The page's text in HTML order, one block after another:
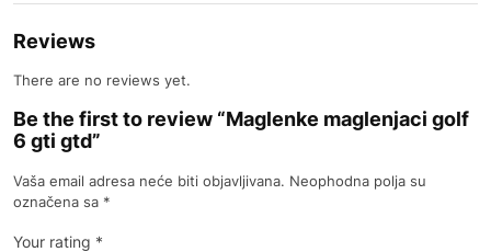
Reviews
There are no reviews yet.
Be the first to review “Maglenke maglenjaci golf
6 gti gtd”
Vaša email adresa neće biti objavljivana. Neophodna polja su
označena sa *
Your rating *